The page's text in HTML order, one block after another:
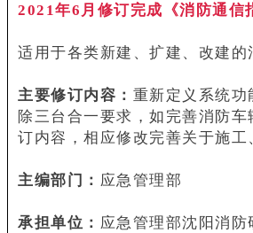
2021年6月修订完成《消防通信
适用于各类新建、扩建、改建的
主要修订内容： 重新定义系统
除三台合一要求，如完善消防
订内容，相应修改完善关于施工
主编部门： 应急管理部
承担单位： 应急管理部沈阳消防